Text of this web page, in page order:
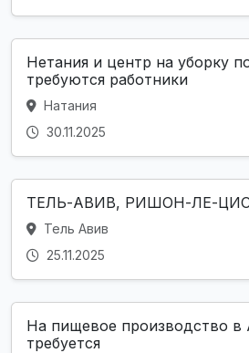
Нетания и центр на уборку
требуются работники
Натания
30.11.2025
ТЕЛЬ-АВИВ, РИШОН-ЛЕ-
Тель Авив
25.11.2025
На пищевое производство в
требуется